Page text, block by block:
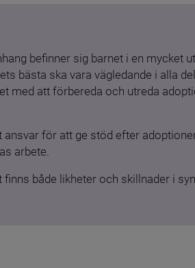
befinner sig barnet i en mycket
bästa ska vara vägledande i alla
med att förbereda och utreda
för att ge stöd efter
arbete.
både likheter och skillnader i